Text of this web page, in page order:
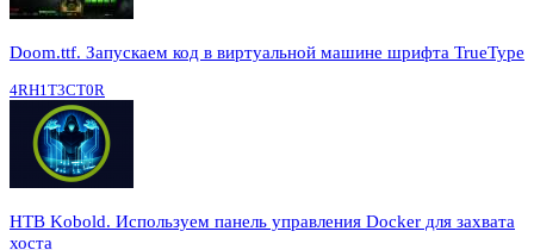
Doom.ttf. Запускаем код в виртуальной машине шрифта TrueType
4RH1T3CT0R
HTB Kobold. Используем панель управления Docker для захвата
хоста